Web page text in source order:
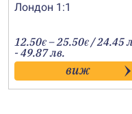
Лондон 1:1
12.50€ –25.50€Price
range:
12.50€
through
25.50€
/ 24.45
- 49.87 лв.
виж